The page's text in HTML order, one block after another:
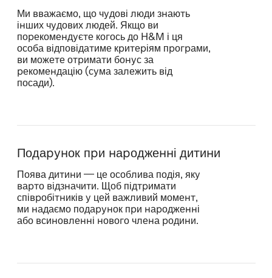
Ми вважаємо, що чудові люди знають
інших чудових людей. Якщо ви
порекомендуєте когось до H&M і ця
особа відповідатиме критеріям програми,
ви можете отримати бонус за
рекомендацію (сума залежить від
посади).
Подарунок при народженні дитини
Поява дитини — це особлива подія, яку
варто відзначити. Щоб підтримати
співробітників у цей важливий момент,
ми надаємо подарунок при народженні
або всиновленні нового члена родини.